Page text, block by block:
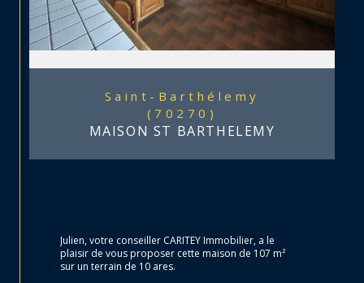
Saint-Barthélemy
(70270)
MAISON ST BARTHELEMY
Julien, votre conseiller CARITEY Immobilier, a le
plaisir de vous proposer cette maison de 107 m²
sur un terrain de 10 ares.